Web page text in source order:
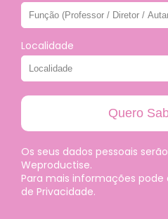
Localidade
Quero
Os seus dados pessoais
Weproductise.
Para mais informações pode
de Privacidade.